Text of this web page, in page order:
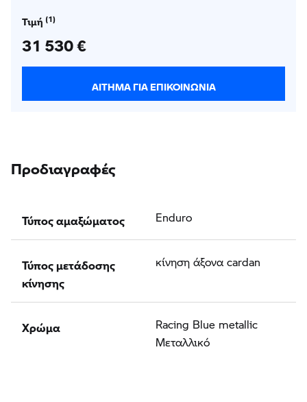
Τιμή
31 530 €
ΑΊΤΗΜΑ ΓΙΑ ΕΠΙΚΟΙΝΩΝΊΑ
Προδιαγραφές
Τύπος αμαξώματος Enduro
Τύπος μετάδοσης
κίνησης
κίνηση άξονα cardan
Χρώμα
Racing Blue metallic
Μεταλλικό